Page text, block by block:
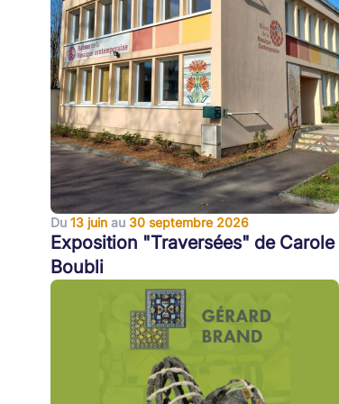
Du 13 juin au 30 septembre 2026
Exposition "Traversées" de Carole
Boubli